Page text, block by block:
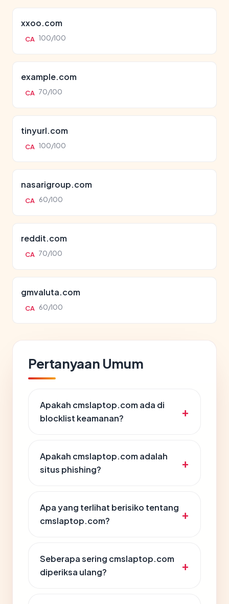
xxoo.com
CA 100/100
example.com
CA 70/100
tinyurl.com
CA 100/100
nasarigroup.com
CA 60/100
reddit.com
CA 70/100
gmvaluta.com
CA 60/100
Pertanyaan Umum
Apakah cmslaptop.com ada di
blocklist keamanan?
Apakah cmslaptop.com adalah
situs phishing?
Apa yang terlihat berisiko tentang
cmslaptop.com?
Seberapa sering cmslaptop.com
diperiksa ulang?